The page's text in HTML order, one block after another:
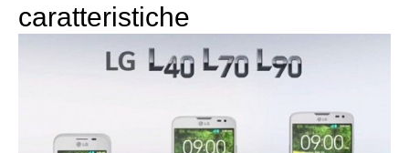
caratteristiche